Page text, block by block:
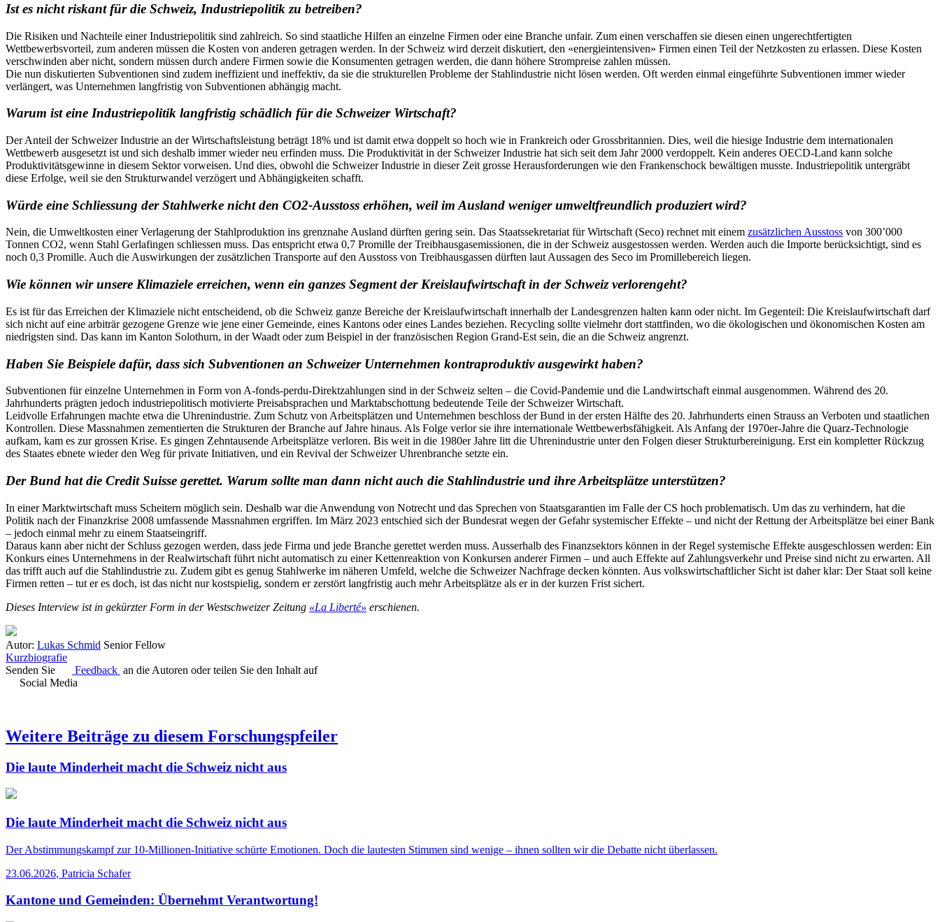
Ist es nicht riskant für die Schweiz, Industriepolitik zu betreiben?
Die Risiken und Nachteile einer Industriepolitik sind zahlreich. So sind staatliche Hilfen an einzelne Firmen oder eine Branche unfair. Zum einen verschaffen sie diesen einen ungerechtfertigten
Wettbewerbsvorteil, zum anderen müssen die Kosten von anderen getragen werden. In der Schweiz wird derzeit diskutiert, den «energie­intensiven» Firmen einen Teil der Netzkosten zu erlassen. Diese Kosten
verschwinden aber nicht, sondern müssen durch andere Firmen sowie die Konsumenten getragen werden, die dann höhere Strompreise zahlen müssen.
Die nun diskutierten Subventionen sind zudem ineffizient und ineffektiv, da sie die strukturellen Probleme der Stahlindustrie nicht lösen werden. Oft werden einmal eingeführte Subventionen immer wieder
verlängert, was Unternehmen langfristig von Subventionen abhängig macht.
Warum ist eine Industriepolitik langfristig schädlich für die Schweizer Wirtschaft?
Der Anteil der Schweizer Industrie an der Wirtschaftsleistung beträgt 18% und ist damit etwa doppelt so hoch wie in Frankreich oder Grossbritannien. Dies, weil die hiesige Industrie dem internationalen
Wettbewerb ausgesetzt ist und sich deshalb immer wieder neu erfinden muss. Die Produktivität in der Schweizer Industrie hat sich seit dem Jahr 2000 verdoppelt. Kein anderes OECD-Land kann solche
Produktivitätsgewinne in diesem Sektor vorweisen. Und dies, obwohl die Schweizer Industrie in dieser Zeit grosse Herausforderungen wie den Frankenschock bewältigen musste. Industriepolitik untergräbt
diese Erfolge, weil sie den Strukturwandel verzögert und Abhängigkeiten schafft.
Würde eine Schliessung der Stahlwerke nicht den CO2-Ausstoss erhöhen, weil im Ausland weniger umweltfreundlich produziert wird?
Nein, die Umweltkosten einer Verlagerung der Stahlproduktion ins grenznahe Ausland dürften gering sein. Das Staatssekretariat für Wirtschaft (Seco) rechnet mit einem zusätzlichen Ausstoss von 300’000
Tonnen CO2, wenn Stahl Gerlafingen schliessen muss. Das entspricht etwa 0,7 Promille der Treibhausgasemissionen, die in der Schweiz ausgestossen werden. Werden auch die Importe berücksichtigt, sind es
noch 0,3 Promille. Auch die Auswirkungen der zusätzlichen Transporte auf den Ausstoss von Treibhausgassen dürften laut Aussagen des Seco im Promillebereich liegen.
Wie können wir unsere Klimaziele erreichen, wenn ein ganzes Segment der Kreislaufwirtschaft in der Schweiz verlorengeht?
Es ist für das Erreichen der Klimaziele nicht entscheidend, ob die Schweiz ganze Bereiche der Kreislaufwirtschaft innerhalb der Landesgrenzen halten kann oder nicht. Im Gegenteil: Die Kreislaufwirtschaft darf
sich nicht auf eine arbiträr gezogene Grenze wie jene einer Gemeinde, eines Kantons oder eines Landes beziehen. Recycling sollte vielmehr dort stattfinden, wo die ökologischen und ökonomischen Kosten am
niedrigsten sind. Das kann im Kanton Solothurn, in der Waadt oder zum Beispiel in der französischen Region Grand-Est sein, die an die Schweiz angrenzt.
Haben Sie Beispiele dafür, dass sich Subventionen an Schweizer Unternehmen kontraproduktiv ausgewirkt haben?
Subventionen für einzelne Unternehmen in Form von A-fonds-perdu-Direktzahlungen sind in der Schweiz selten – die Covid-Pandemie und die Landwirtschaft einmal ausgenommen. Während des 20.
Jahrhunderts prägten jedoch industriepolitisch motivierte Preisabsprachen und Marktabschottung bedeutende Teile der Schweizer Wirtschaft.
Leidvolle Erfahrungen machte etwa die Uhrenindustrie. Zum Schutz von Arbeitsplätzen und Unternehmen beschloss der Bund in der ersten Hälfte des 20. Jahrhunderts einen Strauss an Verboten und staatlichen
Kontrollen. Diese Massnahmen zementierten die Strukturen der Branche auf Jahre hinaus. Als Folge verlor sie ihre internationale Wettbewerbsfähigkeit. Als Anfang der 1970er-Jahre die Quarz-Technologie
aufkam, kam es zur grossen Krise. Es gingen Zehntausende Arbeitsplätze verloren. Bis weit in die 1980er Jahre litt die Uhrenindustrie unter den Folgen dieser Strukturbereinigung. Erst ein kompletter Rückzug
des Staates ebnete wieder den Weg für private Initiativen, und ein Revival der Schweizer Uhrenbranche setzte ein.
Der Bund hat die Credit Suisse gerettet. Warum sollte man dann nicht auch die Stahlindustrie und ihre Arbeitsplätze unterstützen?
In einer Marktwirtschaft muss Scheitern möglich sein. Deshalb war die Anwendung von Notrecht und das Sprechen von Staatsgarantien im Falle der CS hoch problematisch. Um das zu verhindern, hat die
Politik nach der Finanzkrise 2008 umfassende Massnahmen ergriffen. Im März 2023 entschied sich der Bundesrat wegen der Gefahr systemischer Effekte – und nicht der Rettung der Arbeitsplätze bei einer Bank
– jedoch einmal mehr zu einem Staatseingriff.
Daraus kann aber nicht der Schluss gezogen werden, dass jede Firma und jede Branche gerettet werden muss. Ausserhalb des Finanzsektors können in der Regel systemische Effekte ausgeschlossen werden: Ein
Konkurs eines Unternehmens in der Realwirtschaft führt nicht automatisch zu einer Kettenreaktion von Konkursen anderer Firmen – und auch Effekte auf Zahlungsverkehr und Preise sind nicht zu erwarten. All
das trifft auch auf die Stahlindustrie zu. Zudem gibt es genug Stahlwerke im näheren Umfeld, welche die Schweizer Nachfrage decken könnten. Aus volkswirtschaftlicher Sicht ist daher klar: Der Staat soll keine
Firmen retten – tut er es doch, ist das nicht nur kostspielig, sondern er zerstört langfristig auch mehr Arbeitsplätze als er in der kurzen Frist sichert.
Dieses Interview ist in gekürzter Form in der Westschweizer Zeitung «La Liberté» erschienen.
Autor: Lukas Schmid Senior Fellow
Kurzbiografie
Senden Sie
Feedback an die Autoren oder teilen Sie den Inhalt auf
Social Media
Weitere Beiträge zu diesem Forschungspfeiler
Die laute Minderheit macht die Schweiz nicht aus
Die laute Minderheit macht die Schweiz nicht aus
Der Abstimmungskampf zur 10-Millionen-Initiative schürte Emotionen. Doch die lautesten Stimmen sind wenige – ihnen sollten wir die Debatte nicht überlassen.
23.06.2026, Patricia Schafer
Kantone und Gemeinden: Übernehmt Verantwortung!